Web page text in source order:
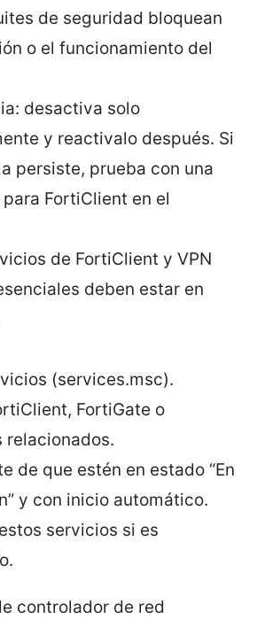
de seguridad bloquean
o el funcionamiento del
desactiva solo
y reactivalo después. Si
persiste, prueba con una
FortiClient en el
de FortiClient y VPN
deben estar en
(services.msc).
FortiGate o
relacionados.
de que estén en estado “En
y con inicio automático.
servicios si es
controlador de red